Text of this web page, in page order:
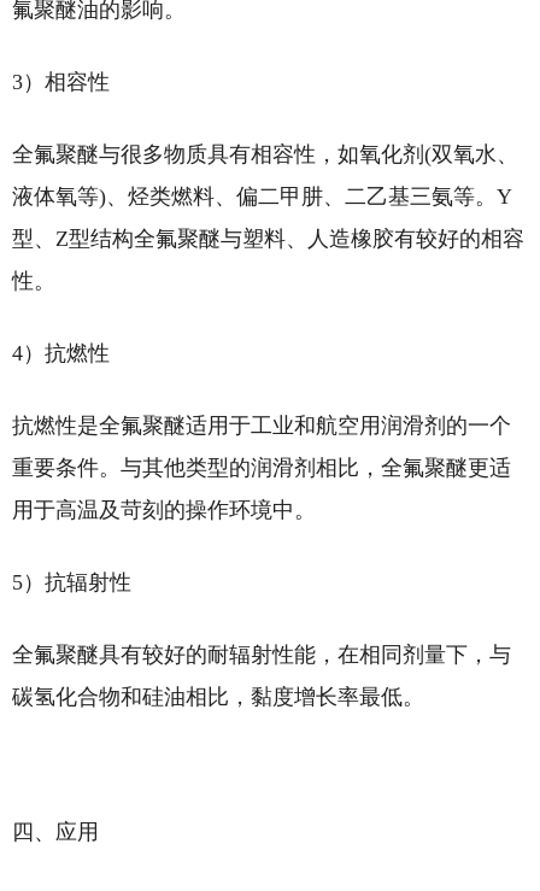
氟聚醚油的影响。
3）相容性
全氟聚醚与很多物质具有相容性，如氧化剂(双氧水、
液体氧等)、烃类燃料、偏二甲肼、二乙基三氨等。Y
型、Z型结构全氟聚醚与塑料、人造橡胶有较好的相容
性。
4）抗燃性
抗燃性是全氟聚醚适用于工业和航空用润滑剂的一个
重要条件。与其他类型的润滑剂相比，全氟聚醚更适
用于高温及苛刻的操作环境中。
5）抗辐射性
全氟聚醚具有较好的耐辐射性能，在相同剂量下，与
碳氢化合物和硅油相比，黏度增长率最低。
四、应用